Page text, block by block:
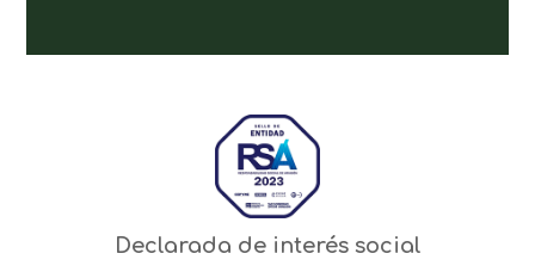
Declarada de interés social